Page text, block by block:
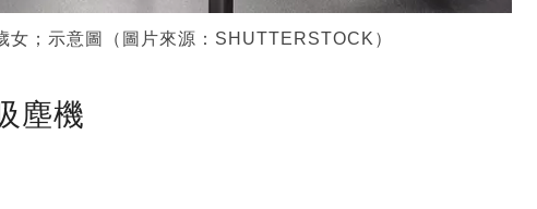
；示意圖（圖片來源：SHUTTERSTOCK）
塵機